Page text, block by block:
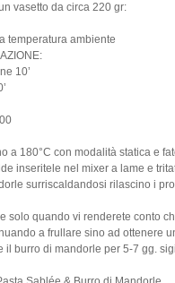
vasetto da circa 220 gr:
temperatura ambiente
10’
a 180°C con modalità statica e
inseritele nel mixer a lame e
surriscaldandosi rilascino i
solo quando vi renderete conto
a frullare sino ad ottenere
il burro di mandorle per 5-7 gg.